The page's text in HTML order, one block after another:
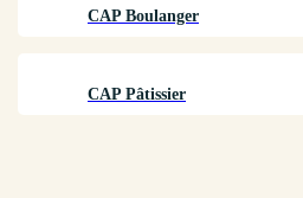
CAP Boulanger
CAP Pâtissier